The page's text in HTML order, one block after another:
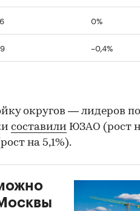
0%
–0,4%
округов — лидеров по
составили ЮЗАО (рост
на 5,1%).